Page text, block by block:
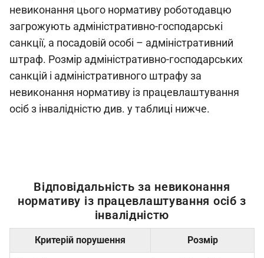
невиконання цього нормативу роботодавцю
загрожують адміністративно-господарські
санкції, а посадовій особі – адміністративний
штраф. Розмір адміністративно-господарських
санкцій і адміністративного штрафу за
невиконання нормативу із працевлаштування
осіб з інвалідністю див. у таблиці нижче.
Відповідальність за невиконання
нормативу із працевлаштування осіб з
інвалідністю
Критерій порушення Розмір